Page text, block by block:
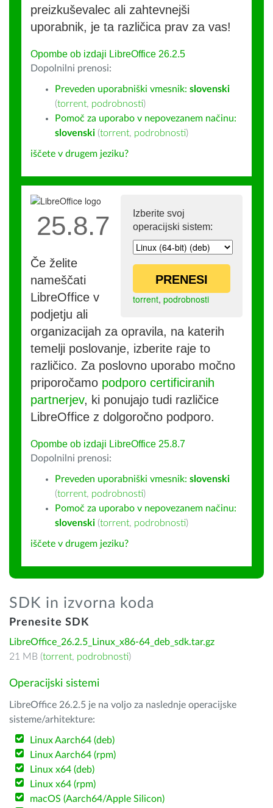
preizkuševalec ali zahtevnejši
uporabnik, je ta različica prav za vas!
Opombe ob izdaji LibreOffice 26.2.5
Dopolnilni prenosi:
Preveden uporabniški vmesnik: slovenski
(torrent, podrobnosti)
Pomoč za uporabo v nepovezanem načinu:
slovenski (torrent, podrobnosti)
iščete v drugem jeziku?
Izberite svoj
operacijski sistem:
PRENESI
torrent, podrobnosti
25.8.7
Če želite
nameščati
LibreOffice v
podjetju ali
organizacijah za opravila, na katerih
temelji poslovanje, izberite raje to
različico. Za poslovno uporabo močno
priporočamo podporo certificiranih
partnerjev, ki ponujajo tudi različice
LibreOffice z dolgoročno podporo.
Opombe ob izdaji LibreOffice 25.8.7
Dopolnilni prenosi:
Preveden uporabniški vmesnik: slovenski
(torrent, podrobnosti)
Pomoč za uporabo v nepovezanem načinu:
slovenski (torrent, podrobnosti)
iščete v drugem jeziku?
SDK in izvorna koda
Prenesite SDK
LibreOffice_26.2.5_Linux_x86-64_deb_sdk.tar.gz
21 MB (torrent, podrobnosti)
Operacijski sistemi
LibreOffice 26.2.5 je na voljo za naslednje operacijske
sisteme/arhitekture:
Linux Aarch64 (deb)
Linux Aarch64 (rpm)
Linux x64 (deb)
Linux x64 (rpm)
macOS (Aarch64/Apple Silicon)